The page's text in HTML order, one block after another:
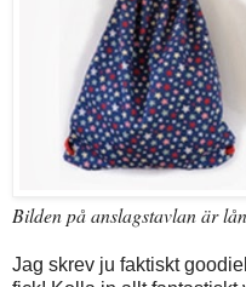
Bilden på anslagstavlan är
Jag skrev ju faktiskt